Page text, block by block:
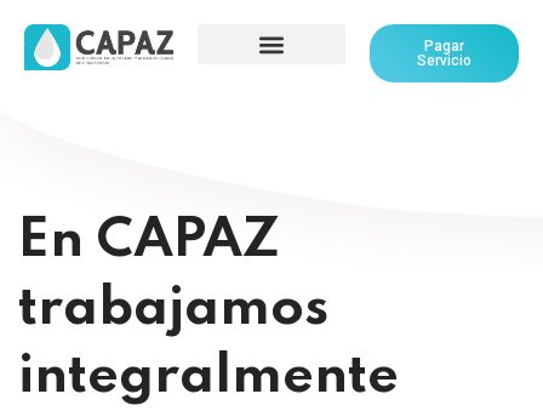
Pagar
Servicio
En CAPAZ
trabajamos
integralmente